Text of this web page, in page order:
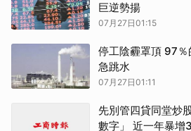
巨逆勢揚
07月27日01:15
停工陰霾罩頂 97
急跳水
07月27日01:11
先別管四貸同堂炒
數字」 近一年暴增